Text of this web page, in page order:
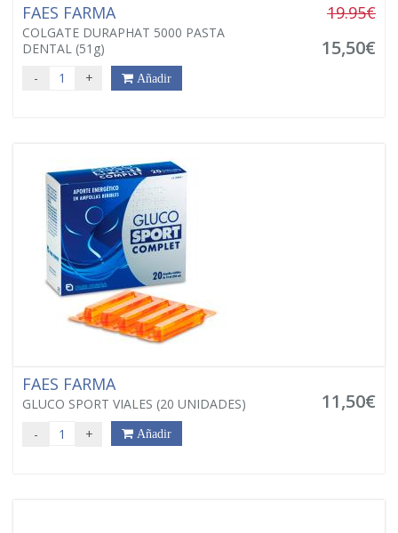
FAES FARMA
COLGATE DURAPHAT 5000 PASTA
DENTAL (51g)
19.95€
15,50€
- + Añadir
FAES FARMA
GLUCO SPORT VIALES (20 UNIDADES) 11,50€
- + Añadir